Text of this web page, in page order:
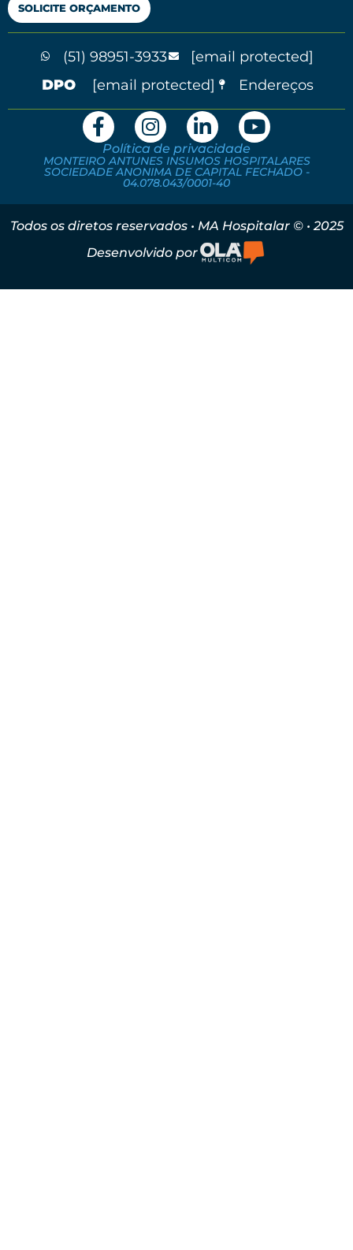
SOLICITE ORÇAMENTO
(51) 98951-3933
[email protected]
[email protected]
Endereços
Política de privacidade
MONTEIRO ANTUNES INSUMOS HOSPITALARES
SOCIEDADE ANONIMA DE CAPITAL FECHADO -
04.078.043/0001-40
Todos os diretos reservados • MA Hospitalar © • 2025
Desenvolvido por